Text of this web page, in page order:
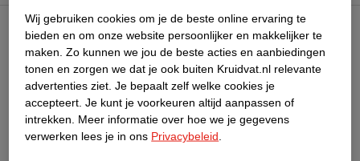
Kruidvat Club
Klantenservice
Over Kruidvat
Wij gebruiken cookies om je de beste online ervaring te
bieden en om onze website persoonlijker en makkelijker te
maken. Zo kunnen we jou de beste acties en aanbiedingen
tonen en zorgen we dat je ook buiten Kruidvat.nl relevante
advertenties ziet. Je bepaalt zelf welke cookies je
accepteert. Je kunt je voorkeuren altijd aanpassen of
intrekken.
Meer informatie over hoe we je gegevens
verwerken lees je in ons Privacybeleid